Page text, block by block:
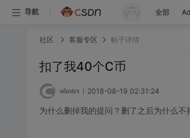
导航 全部
社区 客服专区 帖子详情
扣了我40个C币
sdustrs 2018-08-19 02:31:24
为什么删掉我的提问？删了之后为什么